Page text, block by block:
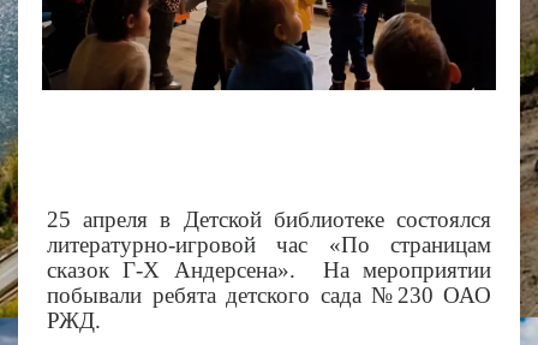
25 апреля в Детской библиотеке состоялся
литературно-игровой час «По страницам
сказок Г-Х Андерсена». На мероприятии
побывали ребята детского сада №230 ОАО
РЖД.